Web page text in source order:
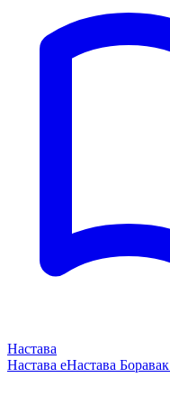
Настава
Настава еНастава Боравак